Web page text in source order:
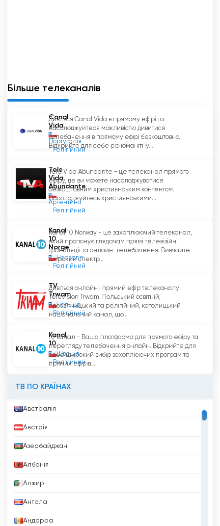
Більше телеканалів
Canal
Vida
Португалія
Релігійний
Дивіться Canal Vida в прямому ефірі та
насолоджуйтеся можливістю дивитися
телебачення в прямому ефірі безкоштовно.
Відкрийте для себе різноманітну...
Tele
Vida
Abundante
Аргентина
Релігійний
Tele Vida Abundante - це телеканал прямого
ефіру, де ви можете насолоджуватися
безкоштовним християнським контентом.
Насолоджуйтесь християнськими...
Kanal
10
Norge
Норвегія
Релігійний
Kanal 10 Norway - це захоплюючий телеканал,
який пропонує глядачам прямі телевізійні
трансляції та онлайн-телебачення. Вивчайте
широкий спектр...
TV
Trwam
Польща
Релігійний
Дивіться онлайн і прямий ефір телеканалу
Television Trwam. Польський освітній,
просвітницький та релігійний, католицький
національний канал, що...
Kanal
10
Швеція
Релігійний
10 канал - Ваша платформа для прямого ефіру та
перегляду телебачення онлайн. Відкрийте для
себе широкий вибір захоплюючих програм та
прямих ефірів....
ТВ ПО КРАЇНАХ
Австралія
Австрія
Азербайджан
Албанія
Алжир
Ангола
Андорра